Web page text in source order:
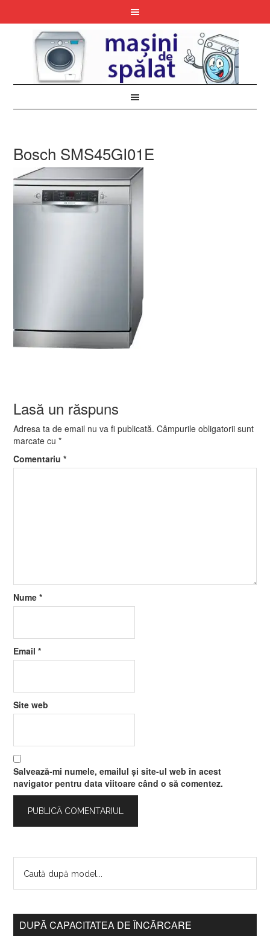
Bosch SMS45GI01E
Lasă un răspuns
Adresa ta de email nu va fi publicată. Câmpurile obligatorii sunt
marcate cu*
Comentariu*
Nume*
Email*
Site web
Salvează-mi numele, emailul și site-ul web în acest
navigator pentru data viitoare când o să comentez.
DUPĂ CAPACITATEA DE ÎNCĂRCARE